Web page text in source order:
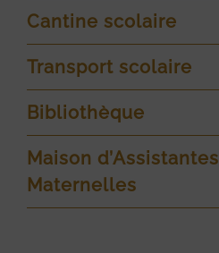
Cantine scolaire
Transport scolaire
Bibliothèque
Maison d’Assistantes
Maternelles